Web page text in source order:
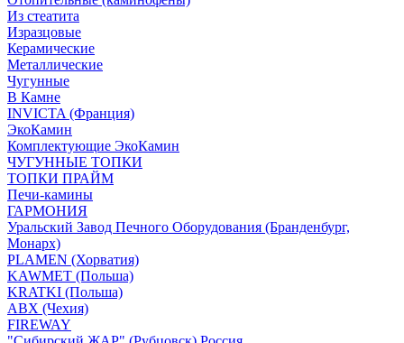
Из стеатита
Изразцовые
Керамические
Металлические
Чугунные
В Камне
INVICTA (Франция)
ЭкоКамин
Комплектующие ЭкоКамин
ЧУГУННЫЕ ТОПКИ
ТОПКИ ПРАЙМ
Печи-камины
ГАРМОНИЯ
Уральский Завод Печного Оборудования (Бранденбург,
Монарх)
PLAMEN (Хорватия)
KAWMET (Польша)
KRATKI (Польша)
ABX (Чехия)
FIREWAY